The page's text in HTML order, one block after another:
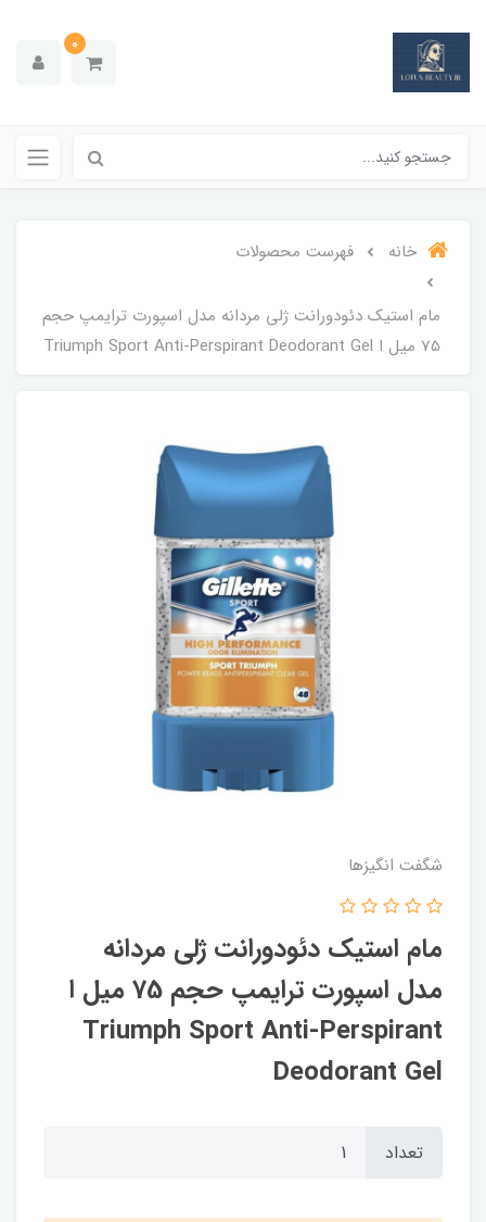
0
خانه فهرست محصولات
مام استیک دئودورانت ژلی مردانه مدل اسپورت ترایمپ حجم
75 میل ا Triumph Sport Anti-Perspirant Deodorant Gel
شگفت انگيزها
مام استیک دئودورانت ژلی مردانه
مدل اسپورت ترایمپ حجم 75 میل ا
Triumph Sport Anti-Perspirant
Deodorant Gel
تعداد